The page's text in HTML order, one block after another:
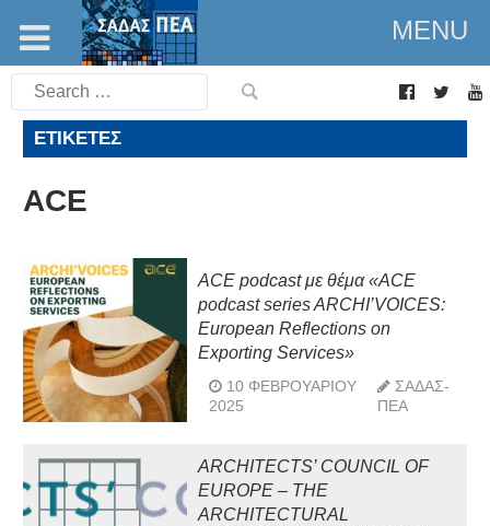
MENU
Search
for:
ΕΤΙΚΈΤΕΣ
ACE
ACE podcast με θέμα «ACE
podcast series ARCHI’VOICES:
European Reflections on
Exporting Services»
10 ΦΕΒΡΟΥΑΡΊΟΥ
2025
ΣΑΔΑΣ-
ΠΕΑ
ΑRCHITECTS’ COUNCIL OF
EUROPE – THE
ARCHITECTURAL